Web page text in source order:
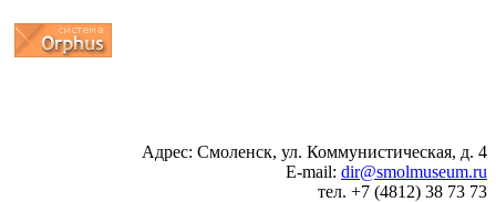
Адрес: Смоленск, ул. Коммунистическая, д. 4
E-mail: dir@smolmuseum.ru
тел. +7 (4812) 38 73 73